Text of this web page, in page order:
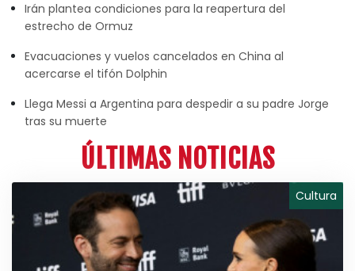
Irán plantea condiciones para la reapertura del
estrecho de Ormuz
Evacuaciones y vuelos cancelados en China al
acercarse el tifón Dolphin
Llega Messi a Argentina para despedir a su padre Jorge
tras su muerte
ÚLTIMAS NOTICIAS
Cultura